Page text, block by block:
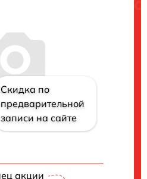
Скидка по
предварительной
записи на сайте
акции